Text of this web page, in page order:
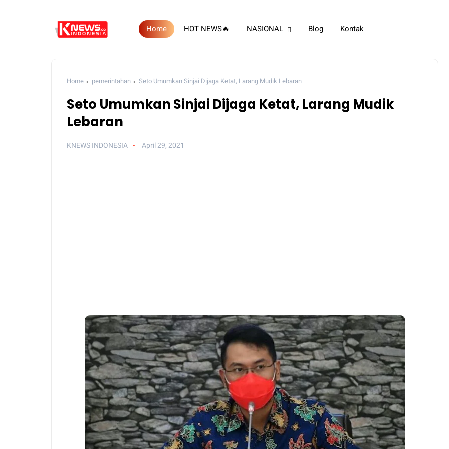
Home HOT NEWS🔥 NASIONAL Blog Kontak
Home pemerintahan Seto Umumkan Sinjai Dijaga Ketat, Larang Mudik Lebaran
Seto Umumkan Sinjai Dijaga Ketat, Larang Mudik
Lebaran
KNEWS INDONESIA April 29, 2021